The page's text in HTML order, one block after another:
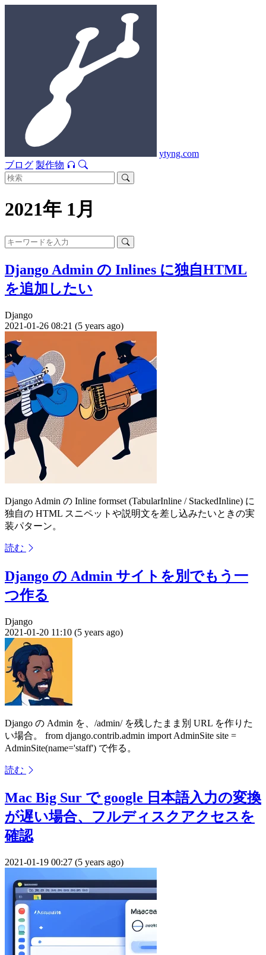
ytyng.com
ブログ 製作物
2021年 1月
Django Admin の Inlines に独自HTML
を追加したい
Django
2021-01-26 08:21 (5 years ago)
Django Admin の Inline formset (TabularInline / StackedInline) に
独自の HTML スニペットや説明文を差し込みたいときの実
装パターン。
読む
Django の Admin サイトを別でもう一
つ作る
Django
2021-01-20 11:10 (5 years ago)
Django の Admin を、/admin/ を残したまま別 URL を作りた
い場合。 from django.contrib.admin import AdminSite site =
AdminSite(name='staff') で作る。
読む
Mac Big Sur で google 日本語入力の変換
が遅い場合、フルディスクアクセスを
確認
2021-01-19 00:27 (5 years ago)